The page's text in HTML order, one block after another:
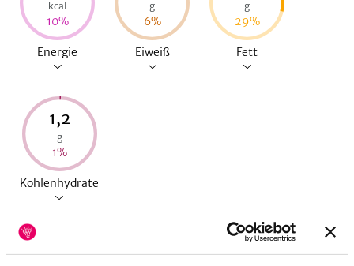
kcal
10%
Energie
g
6%
Eiweiß
g
29%
Fett
1,2
g
1%
Kohlenhydrate